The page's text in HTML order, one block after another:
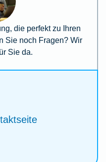
die perfekt zu Ihren
Sie noch Fragen? Wir
Sie da.